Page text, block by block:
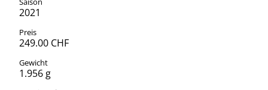
2021
249.00 CHF
1.956 g